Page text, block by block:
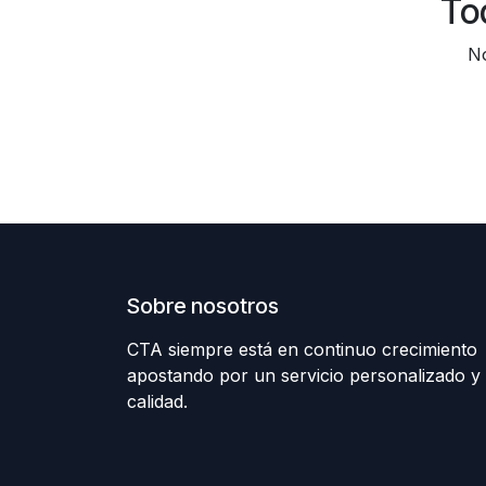
Sobre nosotros
CTA siempre está en continuo crecimiento
apostando por un servicio personalizado y
calidad.